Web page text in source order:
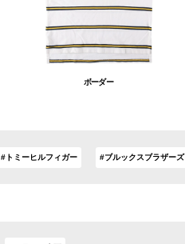
ボーダー
#トミーヒルフィガー #ブルックスブラザーズ